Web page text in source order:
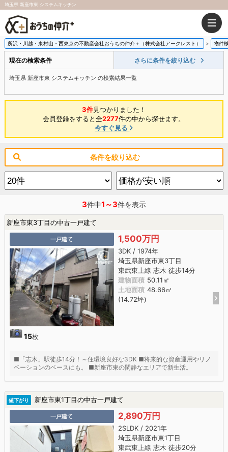
埼玉県 新座市東 システムキッチン
所沢・川越・東村山・西東京の不動産会社おうちの仲介＋（株式会社アークレスト） 物件
現在の検索条件 さらに条件を絞り込む
埼玉県 新座市東 システムキッチン の検索結果一覧
3件見つかりました！
会員登録をすると全2277件の中から探せます。
今すぐ見る
条件を絞り込む
3件中1～3件を表示
新座市東3丁目の中古一戸建て
一戸建て
15枚
1,500万円
3DK / 1974年
埼玉県新座市東3丁目
東武東上線 志木 徒歩14分
建物面積 50.11㎡
土地面積 48.66㎡
(14.72坪)
■「志木」駅徒歩14分！～住環境良好な3DK ■将来的な資産運用やリノ
ベーションのベースにも。 ■新座市東の閑静なエリアで新生活。
値下がり 新座市東1丁目の中古一戸建て
一戸建て 2,890万円
2SLDK / 2021年
埼玉県新座市東1丁目
東武東上線 志木 徒歩20分